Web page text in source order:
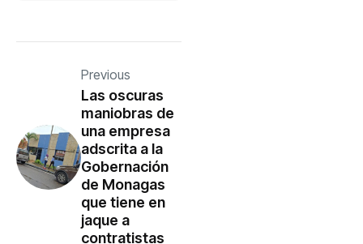
Previous
Las oscuras
maniobras de
una empresa
adscrita a la
Gobernación
de Monagas
que tiene en
jaque a
contratistas